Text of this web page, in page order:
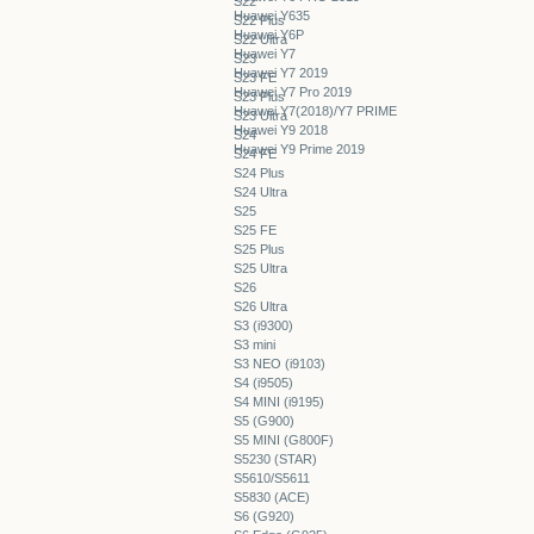
S22 Plus
S22 Ultra
S23
S23 FE
S23 Plus
S23 Ultra
S24
S24 FE
S24 Plus
S24 Ultra
S25
S25 FE
S25 Plus
S25 Ultra
S26
S26 Ultra
S3 (i9300)
S3 mini
S3 NEO (i9103)
S4 (i9505)
S4 MINI (i9195)
S5 (G900)
S5 MINI (G800F)
S5230 (STAR)
S5610/S5611
S5830 (ACE)
S6 (G920)
Huawei Y635
Huawei Y6P
Huawei Y7
Huawei Y7 2019
Huawei Y7 Pro 2019
Huawei Y7(2018)/Y7 PRIME
Huawei Y9 2018
Huawei Y9 Prime 2019